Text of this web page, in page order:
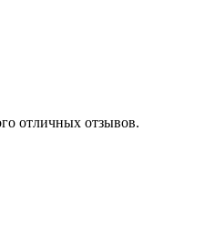
отличных отзывов.